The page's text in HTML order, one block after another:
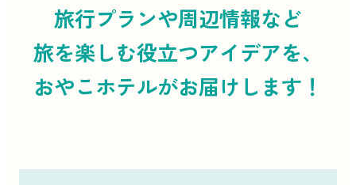
旅行プランや周辺情報など
旅を楽しむ役立つアイデアを、
おやこホテルがお届けします！